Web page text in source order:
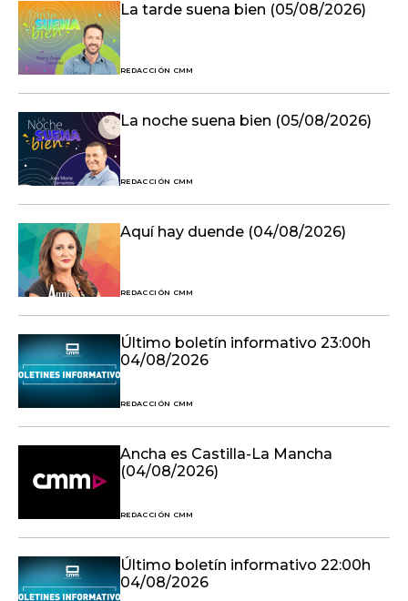
La tarde suena bien (05/08/2026)
REDACCIÓN CMM
La noche suena bien (05/08/2026)
REDACCIÓN CMM
Aquí hay duende (04/08/2026)
REDACCIÓN CMM
Último boletín informativo 23:00h
04/08/2026
REDACCIÓN CMM
Ancha es Castilla-La Mancha
(04/08/2026)
REDACCIÓN CMM
Último boletín informativo 22:00h
04/08/2026